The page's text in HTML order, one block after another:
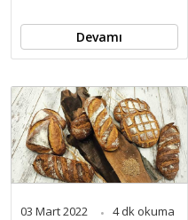
Devamı
03 Mart 2022
4 dk okuma